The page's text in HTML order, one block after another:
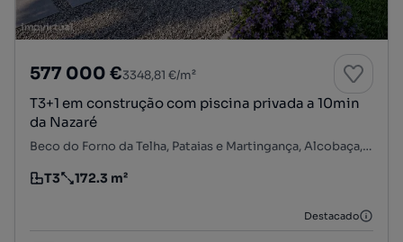
577 000 €3348,81 €/m²
T3+1 em construção com piscina privada a 10min
da Nazaré
Beco do Forno da Telha, Pataias e Martingança, Alcobaça, Leiria
Tipologia
T3
Preço por metro quadrado
172.3 m²
Destacado